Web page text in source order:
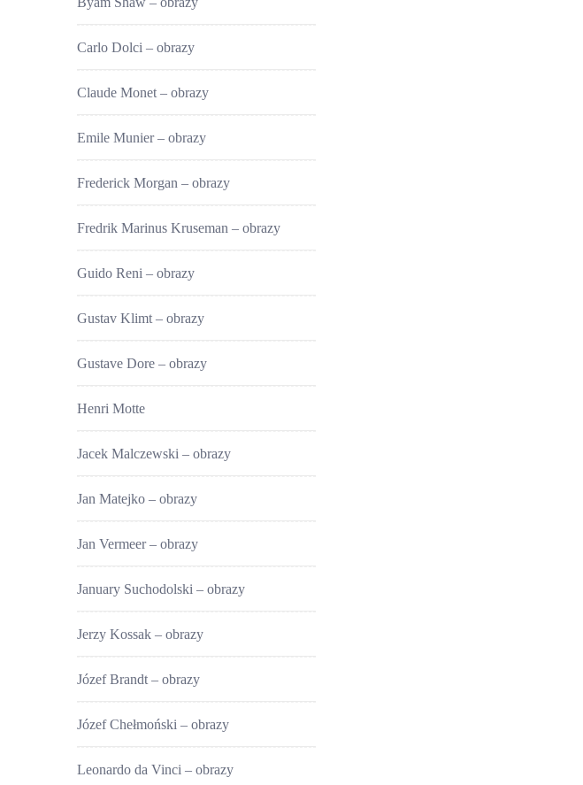
Carlo Dolci – obrazy
Claude Monet – obrazy
Emile Munier – obrazy
Frederick Morgan – obrazy
Fredrik Marinus Kruseman – obrazy
Guido Reni – obrazy
Gustav Klimt – obrazy
Gustave Dore – obrazy
Henri Motte
Jacek Malczewski – obrazy
Jan Matejko – obrazy
Jan Vermeer – obrazy
January Suchodolski – obrazy
Jerzy Kossak – obrazy
Józef Brandt – obrazy
Józef Chełmoński – obrazy
Leonardo da Vinci – obrazy